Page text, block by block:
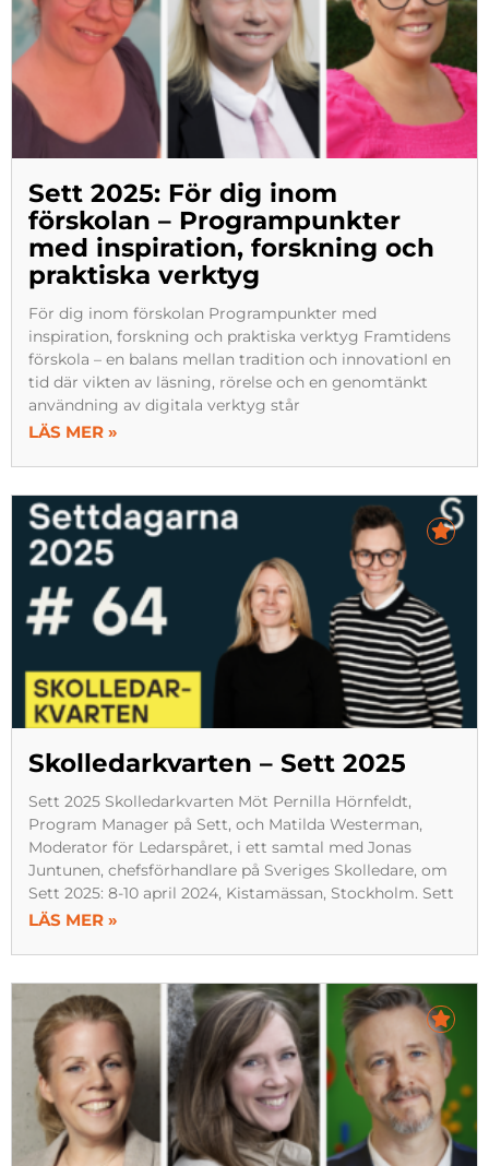
Sett 2025: För dig inom
förskolan – Programpunkter
med inspiration, forskning och
praktiska verktyg
För dig inom förskolan Programpunkter med
inspiration, forskning och praktiska verktyg Framtidens
förskola – en balans mellan tradition och innovationI en
tid där vikten av läsning, rörelse och en genomtänkt
användning av digitala verktyg står
LÄS MER »
Skolledarkvarten – Sett 2025
Sett 2025 Skolledarkvarten Möt Pernilla Hörnfeldt,
Program Manager på Sett, och Matilda Westerman,
Moderator för Ledarspåret, i ett samtal med Jonas
Juntunen, chefsförhandlare på Sveriges Skolledare, om
Sett 2025: 8-10 april 2024, Kistamässan, Stockholm. Sett
LÄS MER »